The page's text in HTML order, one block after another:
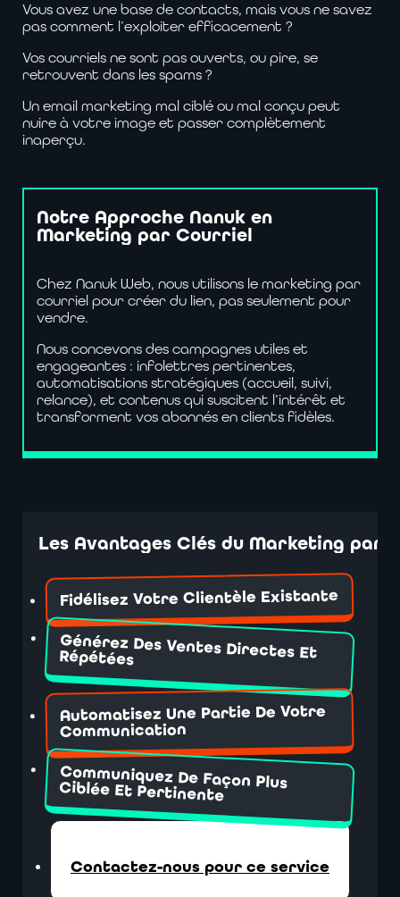
Vous avez une base de contacts, mais vous ne savez
pas comment l’exploiter efficacement ?
Vos courriels ne sont pas ouverts, ou pire, se
retrouvent dans les spams ?
Un email marketing mal ciblé ou mal conçu peut
nuire à votre image et passer complètement
inaperçu.
Notre Approche Nanuk en
Marketing par Courriel
Chez Nanuk Web, nous utilisons le marketing par
courriel pour créer du lien, pas seulement pour
vendre.
Nous concevons des campagnes utiles et
engageantes : infolettres pertinentes,
automatisations stratégiques (accueil, suivi,
relance), et contenus qui suscitent l’intérêt et
transforment vos abonnés en clients fidèles.
Les Avantages Clés du Marketing par
Fidélisez Votre Clientèle Existante
Générez Des Ventes Directes Et
Répétées
Automatisez Une Partie De Votre
Communication
Communiquez De Façon Plus
Ciblée Et Pertinente
Contactez-nous pour ce service